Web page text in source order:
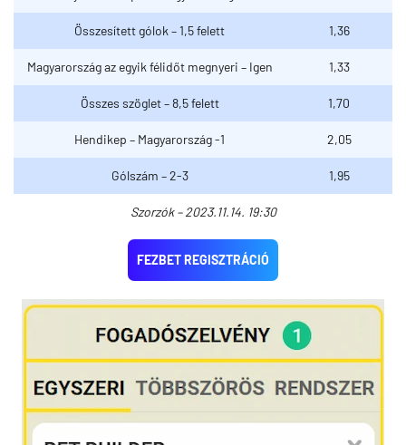
Összesített gólok – 1,5 felett 1,36
Magyarország az egyik félidőt megnyeri – Igen 1,33
Összes szöglet – 8,5 felett 1,70
Hendikep – Magyarország -1 2,05
Gólszám – 2-3 1,95
Szorzók – 2023.11.14. 19:30
FEZBET REGISZTRÁCIÓ